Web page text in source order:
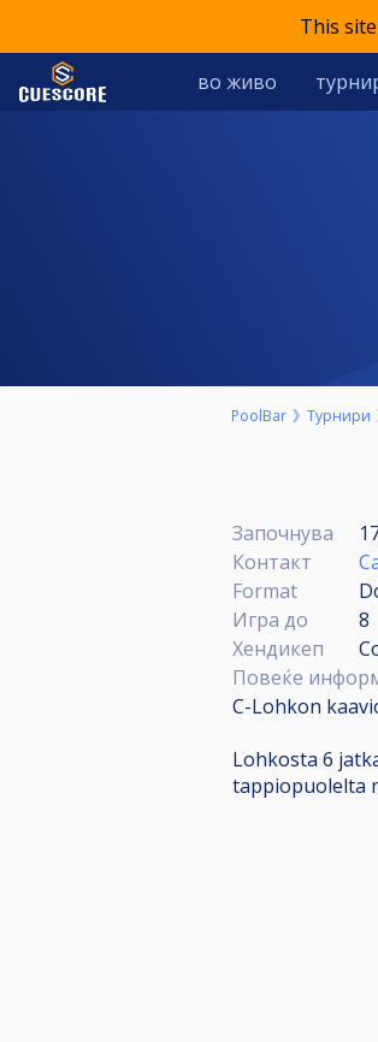
This
во живо
PoolBar Турнири
Започнува
Контакт
Format
Игра до
8
Хендикеп
Повеќе
C-Lohkon
Lohkosta 6
tappiopuolelta